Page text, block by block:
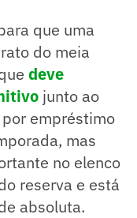
que uma
do meia
deve
junto ao
por empréstimo
mas
no elenco
reserva e está
absoluta.